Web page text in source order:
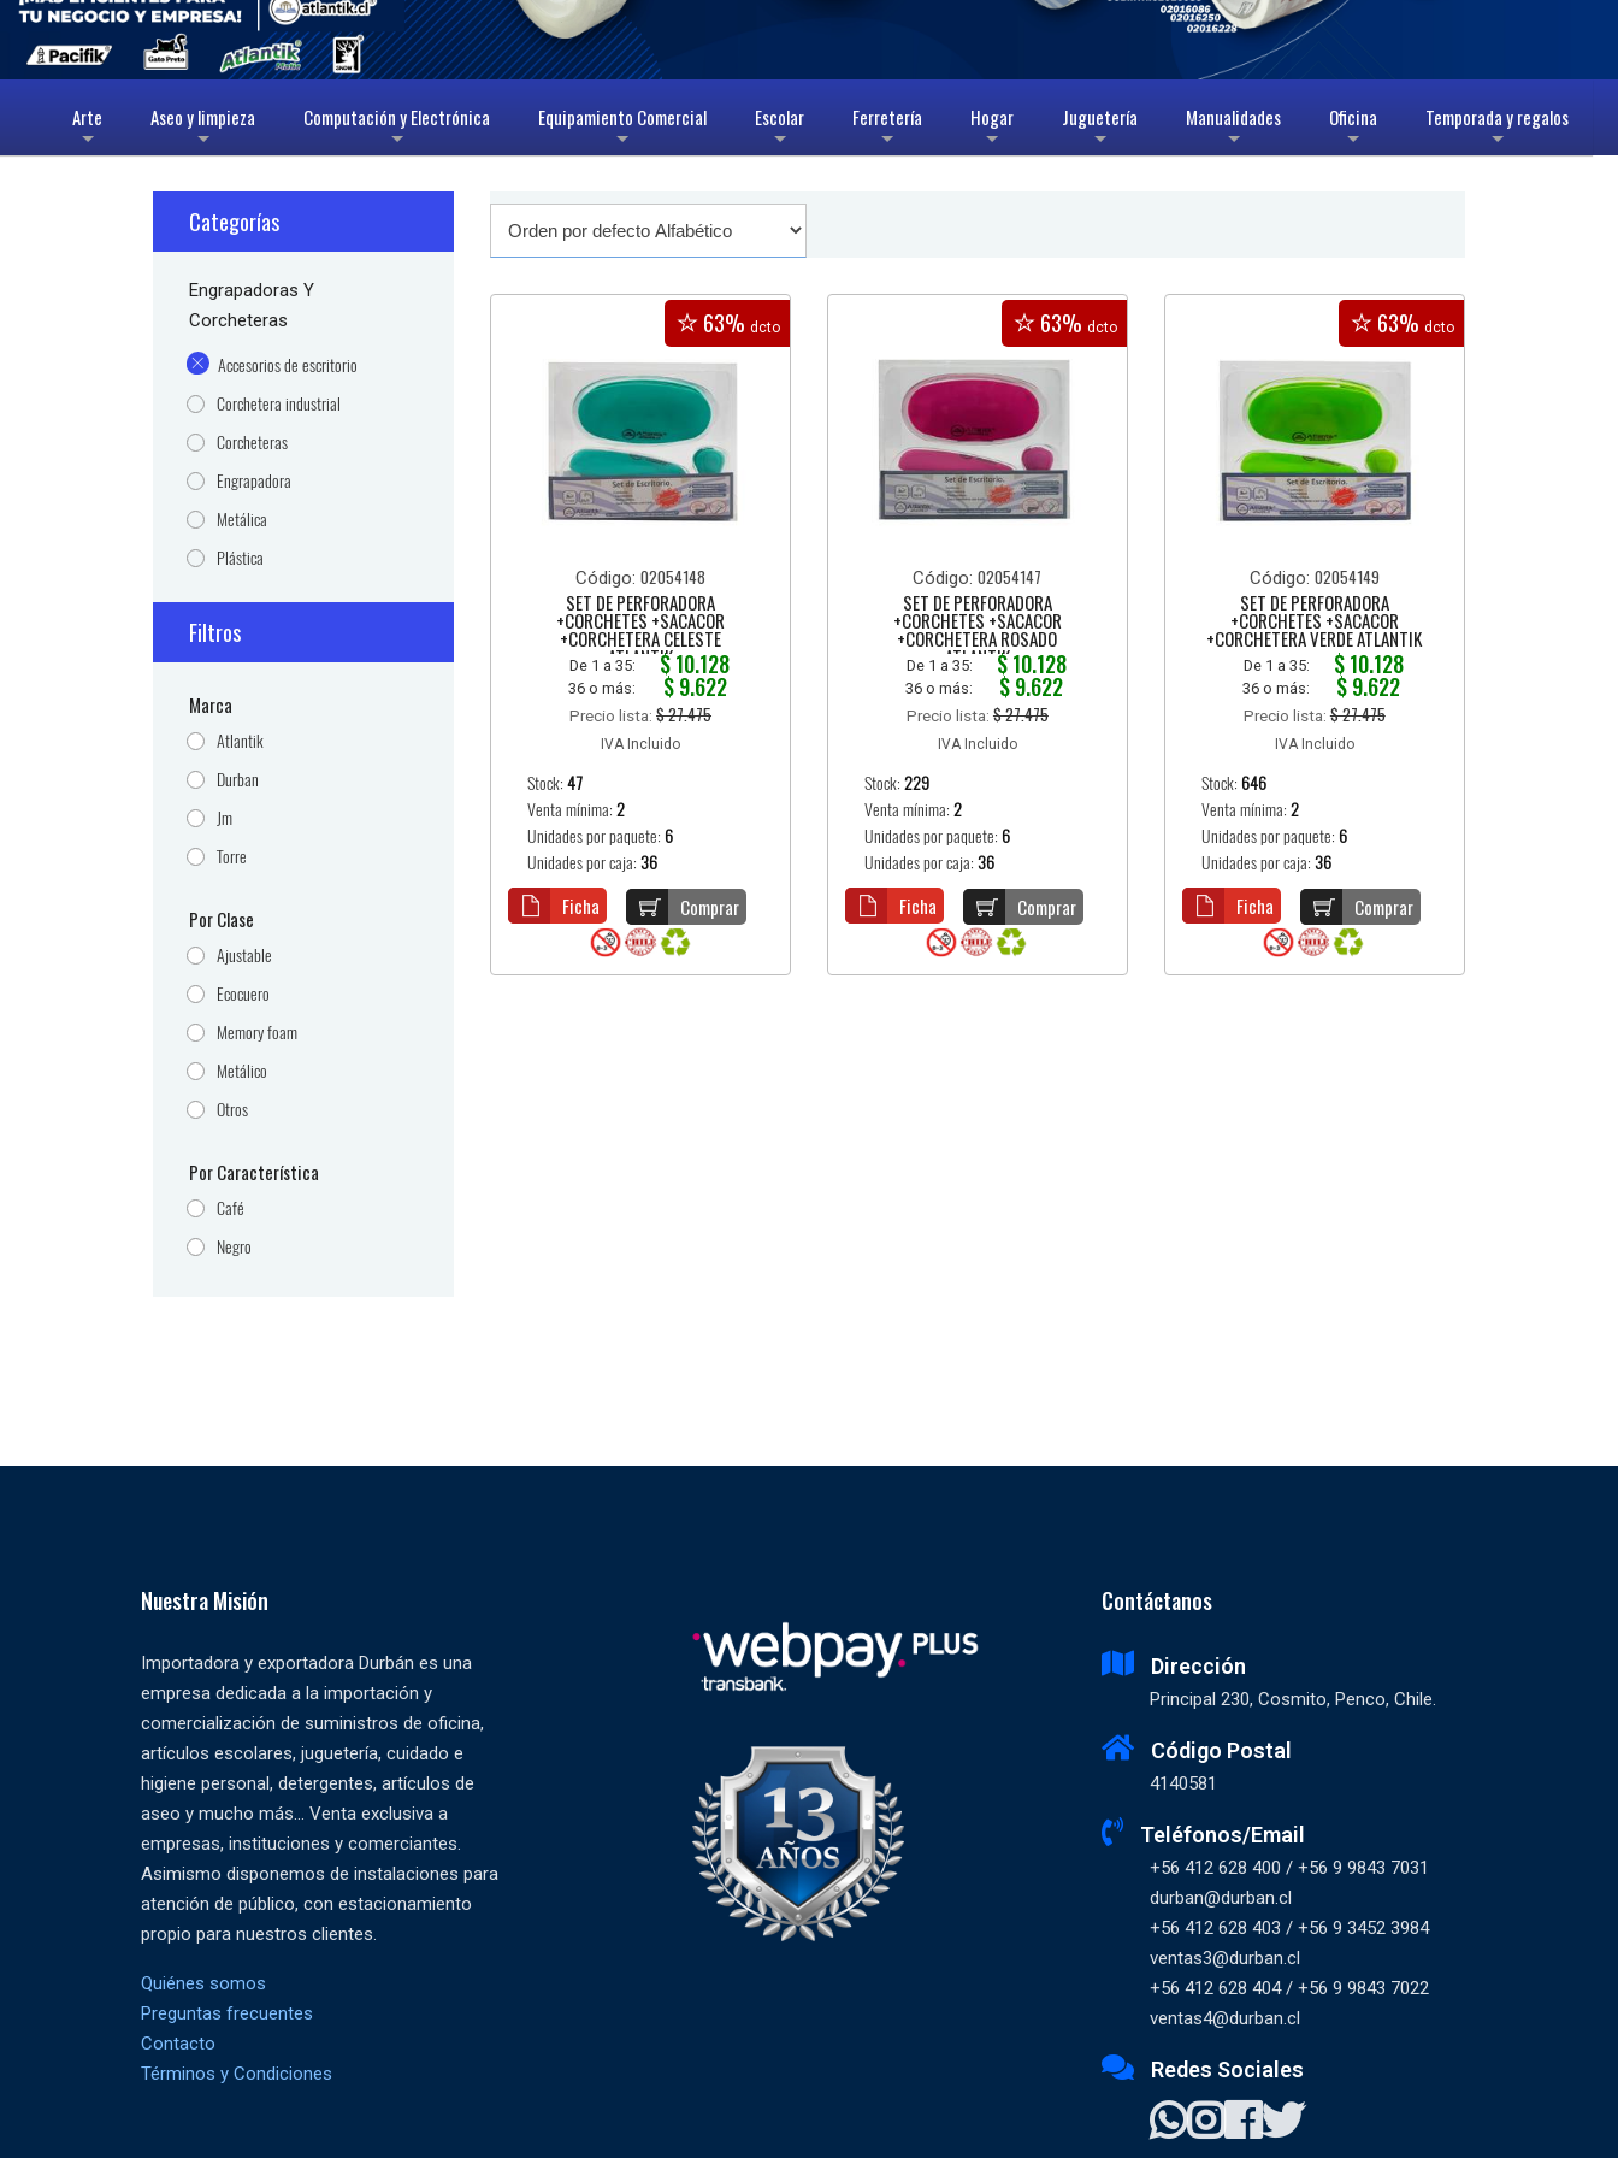
+
Arte
+
Aseo y limpieza
+
Computación y Electrónica
+
Equipamiento Comercial
+
Escolar
+
Ferretería
+
Hogar
+
Juguetería
+
Manualidades
+
Oficina
+
Temporada y regalos
Categorías
Engrapadoras Y
Corcheteras
Accesorios de escritorio
Corchetera industrial
Corcheteras
Engrapadora
Metálica
Plástica
Filtros
Marca
Atlantik
Durban
Jm
Torre
Por Clase
Ajustable
Ecocuero
Memory foam
Metálico
Otros
Por Característica
Café
Negro
63% dcto
Código:02054148
SET DE PERFORADORA
+CORCHETES +SACACOR
+CORCHETERA CELESTE
ATLANTIK
De 1 a 35: $ 10.128
36 o más: $ 9.622
Precio lista:$ 27.475
IVA Incluido
Stock:47
Venta mínima:2
Unidades por paquete: 6
Unidades por caja:36
Comprar
Ficha
63% dcto
Código:02054147
SET DE PERFORADORA
+CORCHETES +SACACOR
+CORCHETERA ROSADO
ATLANTIK
De 1 a 35: $ 10.128
36 o más: $ 9.622
Precio lista: $ 27.475
IVA Incluido
Stock: 229
Venta mínima: 2
Unidades por paquete: 6
Unidades por caja: 36
Comprar
Ficha
63% dcto
Código: 02054149
SET DE PERFORADORA
+CORCHETES +SACACOR
+CORCHETERA VERDE ATLANTIK
De 1 a 35: $ 10.128
36 o más: $ 9.622
Precio lista:$ 27.475
IVA Incluido
Stock: 646
Venta mínima: 2
Unidades por paquete: 6
Unidades por caja: 36
Comprar
Ficha
Nuestra Misión
Importadora y exportadora Durbán es una
empresa dedicada a la importación y
comercialización de suministros de oficina,
artículos escolares, juguetería, cuidado e
higiene personal, detergentes, artículos de
aseo y mucho más... Venta exclusiva a
empresas, instituciones y comerciantes.
Asimismo disponemos de instalaciones para
atención de público, con estacionamiento
propio para nuestros clientes.
Quiénes somos
Preguntas frecuentes
Contacto
Términos y Condiciones
Contáctanos
Dirección
Principal 230, Cosmito, Penco, Chile.
Código Postal
4140581
Teléfonos/Email
+56 412 628 400 / +56 9 9843 7031
durban@durban.cl
+56 412 628 403 / +56 9 3452 3984
ventas3@durban.cl
+56 412 628 404 / +56 9 9843 7022
ventas4@durban.cl
Redes Sociales